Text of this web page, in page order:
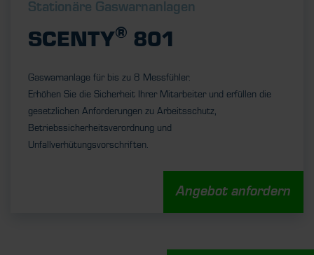
Stationäre Gaswarnanlagen
SCENTY® 801
Gaswarnanlage für bis zu 8 Messfühler.
Erhöhen Sie die Sicherheit Ihrer Mitarbeiter und erfüllen die
gesetzlichen Anforderungen zu Arbeitsschutz,
Betriebssicherheitsverordnung und
Unfallverhütungsvorschriften.
Angebot anfordern